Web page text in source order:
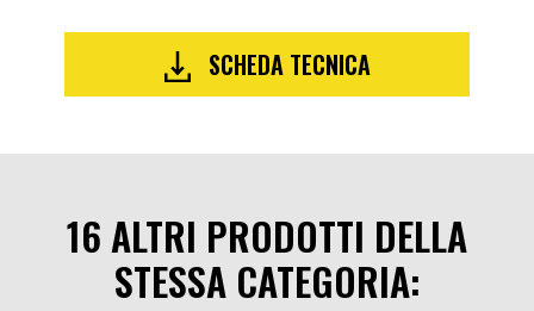
SCHEDA TECNICA
16 ALTRI PRODOTTI DELLA
STESSA CATEGORIA: